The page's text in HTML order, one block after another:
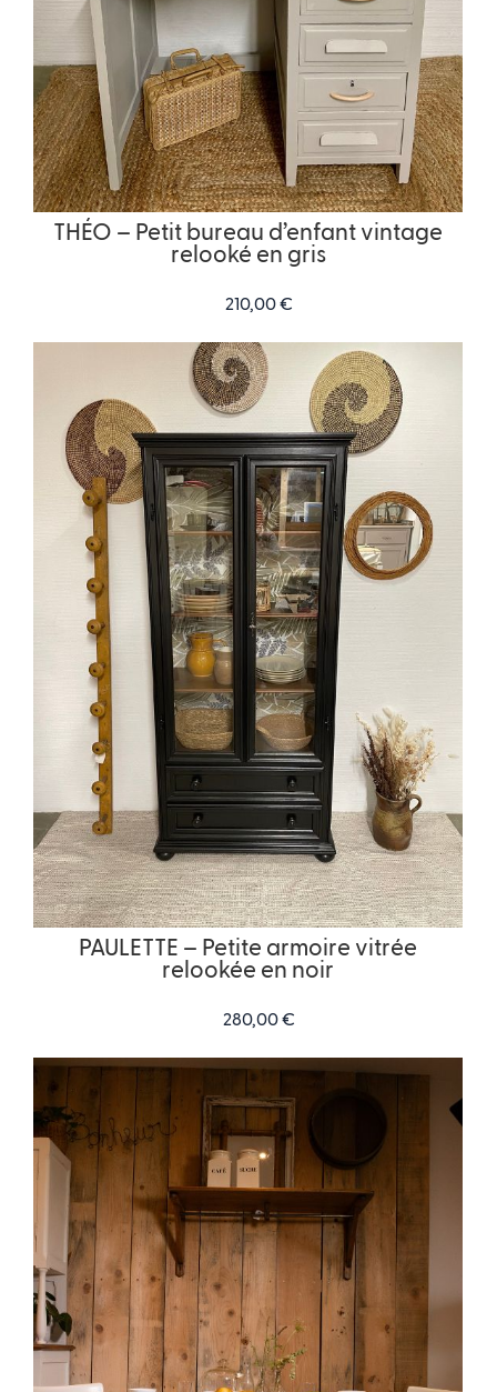
THÉO – Petit bureau d’enfant vintage
relooké en gris
210,00€
PAULETTE – Petite armoire vitrée
relookée en noir
280,00€